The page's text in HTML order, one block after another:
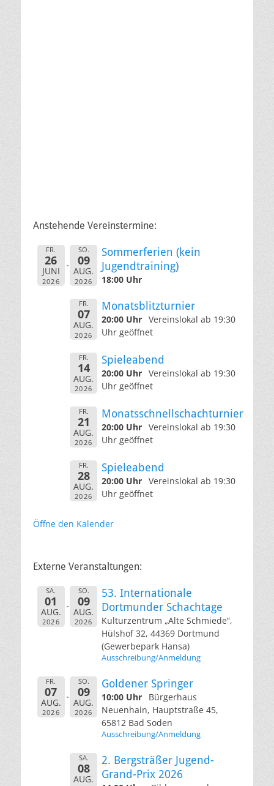
Anstehende Vereinstermine:
FR.
26
JUNI
2026
SO.
09
AUG.
2026
Sommerferien (kein
Jugendtraining)
18:00 Uhr
FR.
07
AUG.
2026
Monatsblitzturnier
20:00 Uhr Vereinslokal ab 19:30
Uhr geöffnet
FR.
14
AUG.
2026
Spieleabend
20:00 Uhr Vereinslokal ab 19:30
Uhr geöffnet
FR.
21
AUG.
2026
Monatsschnellschachturnier
20:00 Uhr Vereinslokal ab 19:30
Uhr geöffnet
FR.
28
AUG.
2026
Spieleabend
20:00 Uhr Vereinslokal ab 19:30
Uhr geöffnet
Öffne den Kalender
Externe Veranstaltungen:
SA.
01
AUG.
2026
SO.
09
AUG.
2026
53. Internationale
Dortmunder Schachtage
Kulturzentrum „Alte Schmiede“,
Hülshof 32, 44369 Dortmund
(Gewerbepark Hansa)
Ausschreibung/Anmeldung
FR.
07
AUG.
2026
SO.
09
AUG.
2026
Goldener Springer
10:00 Uhr
Bürgerhaus
Neuenhain, Hauptstraße 45,
65812 Bad Soden
Ausschreibung/Anmeldung
SA.
08
AUG.
2. Bergsträßer Jugend-
Grand-Prix 2026